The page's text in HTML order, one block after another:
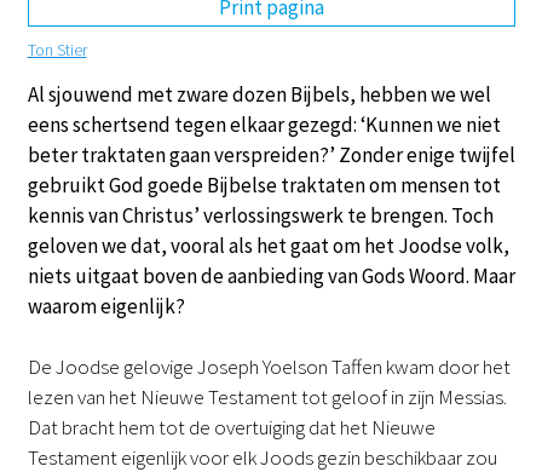
Print pagina
Ton Stier
Al sjouwend met zware dozen Bijbels, hebben we wel
eens schertsend tegen elkaar gezegd: ‘Kunnen we niet
beter traktaten gaan verspreiden?’ Zonder enige twijfel
gebruikt God goede Bijbelse traktaten om mensen tot
kennis van Christus’ verlossingswerk te brengen. Toch
geloven we dat, vooral als het gaat om het Joodse volk,
niets uitgaat boven de aanbieding van Gods Woord. Maar
waarom eigenlijk?
De Joodse gelovige Joseph Yoelson Taffen kwam door het
lezen van het Nieuwe Testament tot geloof in zijn Messias.
Dat bracht hem tot de overtuiging dat het Nieuwe
Testament eigenlijk voor elk Joods gezin beschikbaar zou